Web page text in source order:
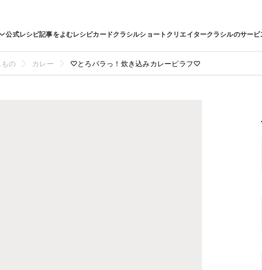
公式レシピ記事をよむレシピカードクラシルショートクリエイタークラシルのサービ
もの カレー ♡とろパラっ！炊き込みカレーピラフ♡